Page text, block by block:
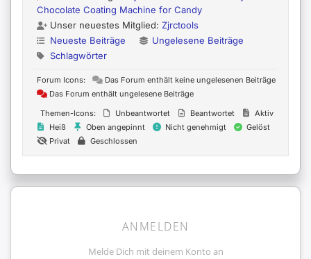
ANMELDEN
Melde Dich mit deinem Konto an
Chocolate Coating Machine for Candy
Unser neuestes Mitglied: Zjrctools
Neueste Beiträge
Ungelesene Beiträge
Schlagwörter
Forum Icons:
Das Forum enthält keine ungelesenen Beiträge
Das Forum enthält ungelesene Beiträge
Themen-Icons:
Unbeantwortet Beantwortet
Aktiv
Heiß
Oben angepinnt Nicht genehmigt
Gelöst
Privat
Geschlossen